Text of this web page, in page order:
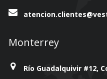
Monterrey
Río Guadalquivir #12,